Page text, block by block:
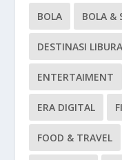
BOLA BOLA &
DESTINASI
ENTERTAIMENT
ERA DIGITAL
FOOD & TRAVEL